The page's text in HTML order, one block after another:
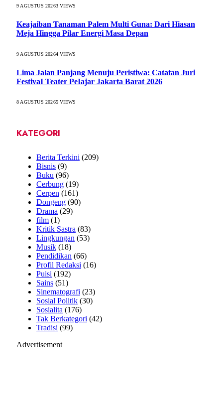
9 AGUSTUS 20263VIEWS
Keajaiban Tanaman Palem Multi Guna: Dari Hiasan
Meja Hingga Pilar Energi Masa Depan
9 AGUSTUS 20264VIEWS
Lima Jalan Panjang Menuju Peristiwa: Catatan Juri
FestivaI Teater PeIajar Jakarta Barat 2026
8 AGUSTUS 20265VIEWS
KATEGORI
Berita Terkini (209)
Bisnis (9)
Buku (96)
Cerbung (19)
Cerpen (161)
Dongeng (90)
Drama (29)
film (1)
Kritik Sastra (83)
Lingkungan (53)
Musik (18)
Pendidikan (66)
Profil Redaksi (16)
Puisi (192)
Sains (51)
Sinematografi (23)
Sosial Politik (30)
Sosialita (176)
Tak Berkategori (42)
Tradisi (99)
Advertisement